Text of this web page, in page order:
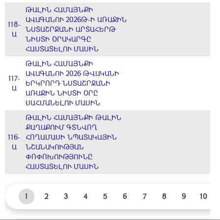
118-
Ա
ԹԱԼԻՆ ՀԱՄԱՅՆՔԻ
ԱՎԱԳԱՆՈՒ 2026Թ-Ի ԱՌԱՋԻՆ
ՆՍՏԱՇՐՋԱՆԻ ԱՐՏԱՀԵՐԹ
ՆԻՍՏԻ ՕՐԱԿԱՐԳԸ
ՀԱՍՏԱՏԵԼՈՒ ՄԱՍԻՆ
117-
Ա
ԹԱԼԻՆ ՀԱՄԱՅՆՔԻ
ԱՎԱԳԱՆՈՒ 2026 ԹՎԱԿԱՆԻ
ԵՐԿՐՈՐԴ ՆՍՏԱՇՐՋԱՆԻ
ԱՌԱՋԻՆ ՆԻՍՏԻ ՕՐԸ
ՍԱՀՄԱՆԵԼՈՒ ՄԱՍԻՆ
116-
Ա
ԹԱԼԻՆ ՀԱՄԱՅՆՔԻ ԹԱԼԻՆ
ՔԱՂԱՔՈՒՄ ԳՏՆՎՈՂ
ՀՈՂԱՄԱՍԻ ՆՊԱՏԱԿԱՅԻՆ
ՆՇԱՆԱԿՈՒԹՅԱՆ
ՓՈՓՈԽՈՒԹՅՈՒՆԸ
ՀԱՍՏԱՏԵԼՈՒ ՄԱՍԻՆ
1 2 3 4 5 6 7 8 9 10